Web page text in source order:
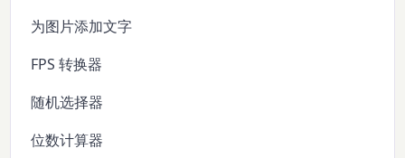
为图片添加文字
FPS 转换器
随机选择器
位数计算器